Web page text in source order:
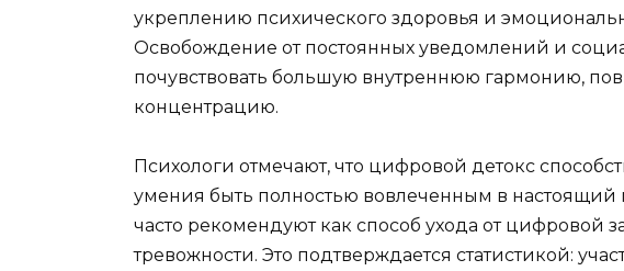
укреплению психического здоровья и
Освобождение от постоянных уведомлений и
почувствовать большую внутреннюю гармонию,
концентрацию.
Психологи отмечают, что цифровой детокс
умения быть полностью вовлеченным в
часто рекомендуют как способ ухода от цифровой
тревожности. Это подтверждается статистикой: